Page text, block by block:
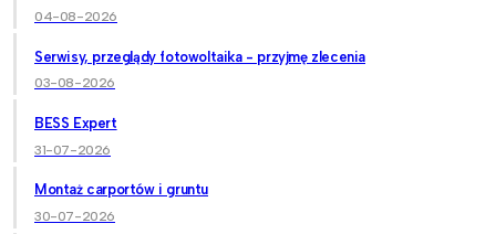
04-08-2026
Serwisy, przeglądy fotowoltaika - przyjmę zlecenia
03-08-2026
BESS Expert
31-07-2026
Montaż carportów i gruntu
30-07-2026